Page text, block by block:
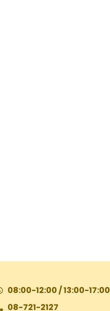
08:00-12:00 / 13:00-17:00
08-721-2127